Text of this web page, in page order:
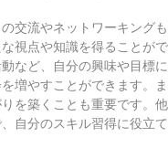
交流やネットワーキングも
視点や知識を得ることがで
など、自分の興味や目標に
増やすことができます。ま
を築くことも重要です。他
自分のスキル習得に役立て